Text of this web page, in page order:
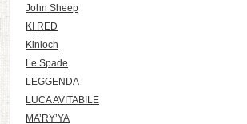
John Sheep
KI RED
Kinloch
Le Spade
LEGGENDA
LUCA AVITABILE
MA’RY’YA